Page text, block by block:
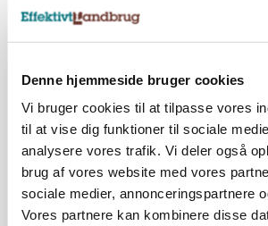
Denne hjemmeside bruger cookies
Vi bruger cookies til at tilpasse vores
til at vise dig funktioner til sociale
analysere vores trafik. Vi deler også
brug af vores website med vores
sociale medier, annonceringspartnere
Vores partnere kan kombinere disse